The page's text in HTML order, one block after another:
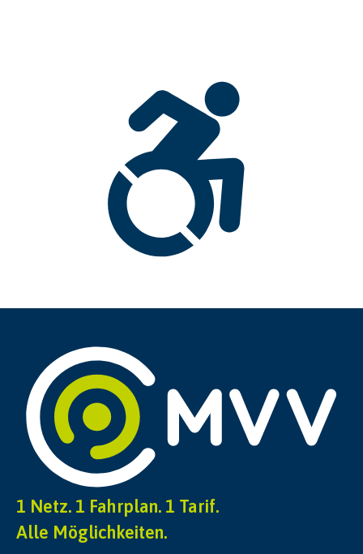
1 Netz. 1 Fahrplan. 1 Tarif.
Alle Möglichkeiten.